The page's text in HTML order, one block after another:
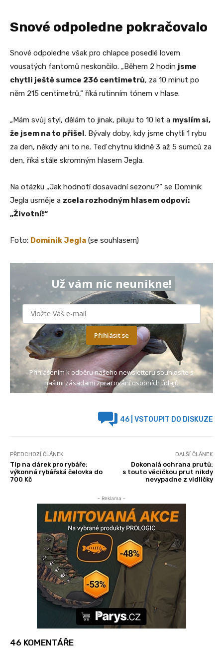
Snové odpoledne pokračovalo
Snové odpoledne však pro chlapce posedlé lovem
vousatých fantomů neskončilo. „Během 2 hodin jsme
chytli ještě sumce 236 centimetrů, za 10 minut po
něm 215 centimetrů,“ říká rutinním tónem v hlase.
„Mám svůj styl, dělám to jinak, piluju to 10 let a myslím si,
že jsem na to přišel. Bývaly doby, kdy jsme chytli 1 rybu
za den, někdy ani to ne. Teď chytnu klidně 3 až 5 sumců za
den, říká stále skromným hlasem Jegla.
Na otázku „Jak hodnotí dosavadní sezonu?“ se Dominik
Jegla usměje a zcela rozhodným hlasem odpoví:
„Životní!“
Foto: Dominik Jegla (se souhlasem)
Už vám nic neunikne!
Přihlásit se
Přihlášením k odběru našeho newsletteru souhlasíte s
našimi zásadami zpracování osobních údajů
46 | VSTOUPIT DO DISKUZE
PŘEDCHOZÍ ČLÁNEK
Tip na dárek pro rybáře:
výkonná rybářská čelovka do
700 Kč
DALŠÍ ČLÁNEK
Dokonalá ochrana prutů:
s touto věcičkou prut nikdy
nevypadne z vidličky
- Reklama -
46 KOMENTÁŘE